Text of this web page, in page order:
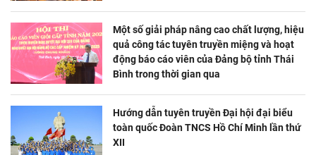
Một số giải pháp nâng cao chất lượng, hiệu
quả công tác tuyên truyền miệng và hoạt
động báo cáo viên của Đảng bộ tỉnh Thái
Bình trong thời gian qua
Hướng dẫn tuyên truyền Đại hội đại biểu
toàn quốc Đoàn TNCS Hồ Chí Minh lần thứ
XII